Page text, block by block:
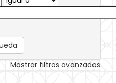
Mostrar filtros avanzados